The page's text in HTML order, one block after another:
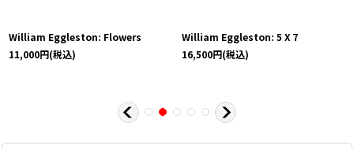
William Eggleston: Flowers
11,000円(税込)
William Eggleston: 5 X 7
16,500円(税込)